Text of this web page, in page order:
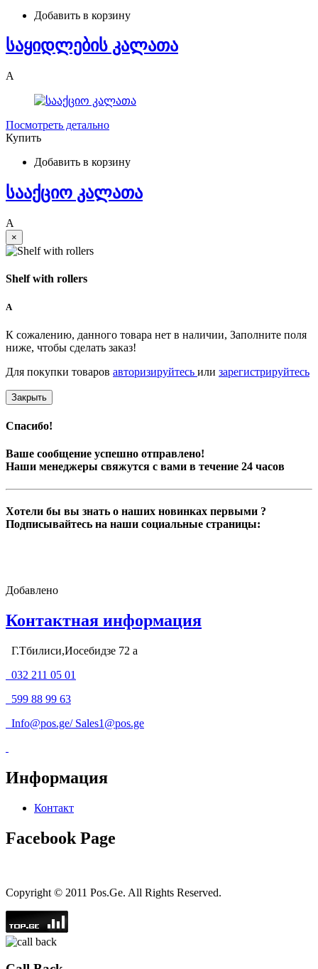
Добавить в корзину
საყიდლების კალათა
A
Посмотреть детально
Купить
Добавить в корзину
სააქციო კალათა
A
×
Shelf with rollers
A
К сожалению, данного товара нет в наличии, Заполните поля
ниже, чтобы сделать заказ!
Для покупки товаров авторизируйтесь или зарегистрируйтесь
Закрыть
Спасибо!
Ваше сообщение успешно отправлено!
Наши менеджеры свяжутся с вами в течение 24 часов
Хотели бы вы знать о наших новинках первыми ?
Подписывайтесь на наши социальные страницы:
Добавлено
Контактная информация
Г.Тбилиси,Иосебидзе 72 а
032 211 05 01
599 88 99 63
Info@pos.ge/ Sales1@pos.ge
Информация
Контакт
Facebook Page
Copyright © 2011 Pos.Ge. All Rights Reserved.